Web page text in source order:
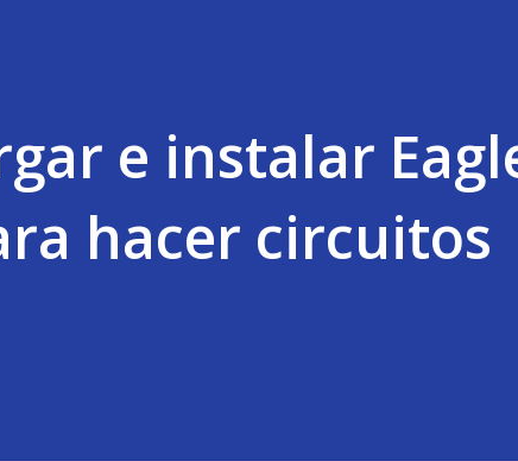
e instalar
hacer circuitos